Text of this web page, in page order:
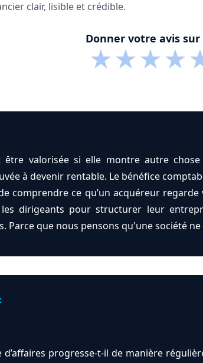
clair, lisible et crédible.
Donner votre avis
★★★★
valorisée si elle montre autre
à devenir rentable. Le bénéfice
comprendre ce qu’un acquéreur
les dirigeants pour structurer leur
Parce que nous pensons qu'une société ne
progresse-t-il de manière